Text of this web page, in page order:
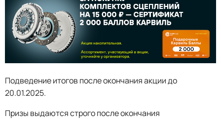
Подведение итогов после окончания акции до
20.01.2025.
Призы выдаются строго после окончания